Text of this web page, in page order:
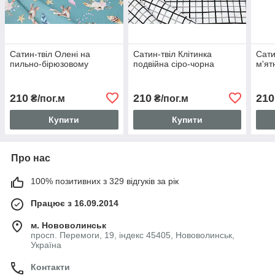
Сатин-твіл Олені на
пильно-бірюзовому
210 ₴/пог.м
Купити
Сатин-твіл Клітинка
подвійна сіро-чорна
210₴/пог.м
Купити
210
Про нас
100% позитивних з 329 відгуків за рік
Працює з 16.09.2014
м. Нововолинськ
просп. Перемоги, 19, індекс 45405, Нововолинськ,
Україна
Контакти